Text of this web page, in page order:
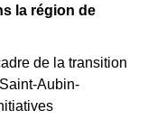
la région de
de la transition
Aubin-